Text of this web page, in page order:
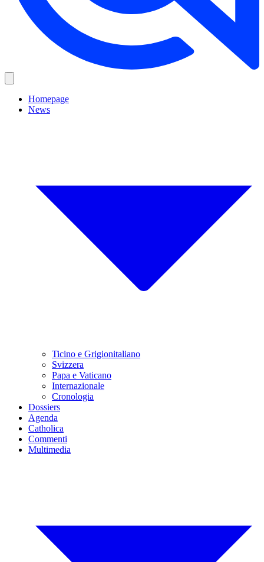
Homepage
News
Ticino e Grigionitaliano
Svizzera
Papa e Vaticano
Internazionale
Cronologia
Dossiers
Agenda
Catholica
Commenti
Multimedia